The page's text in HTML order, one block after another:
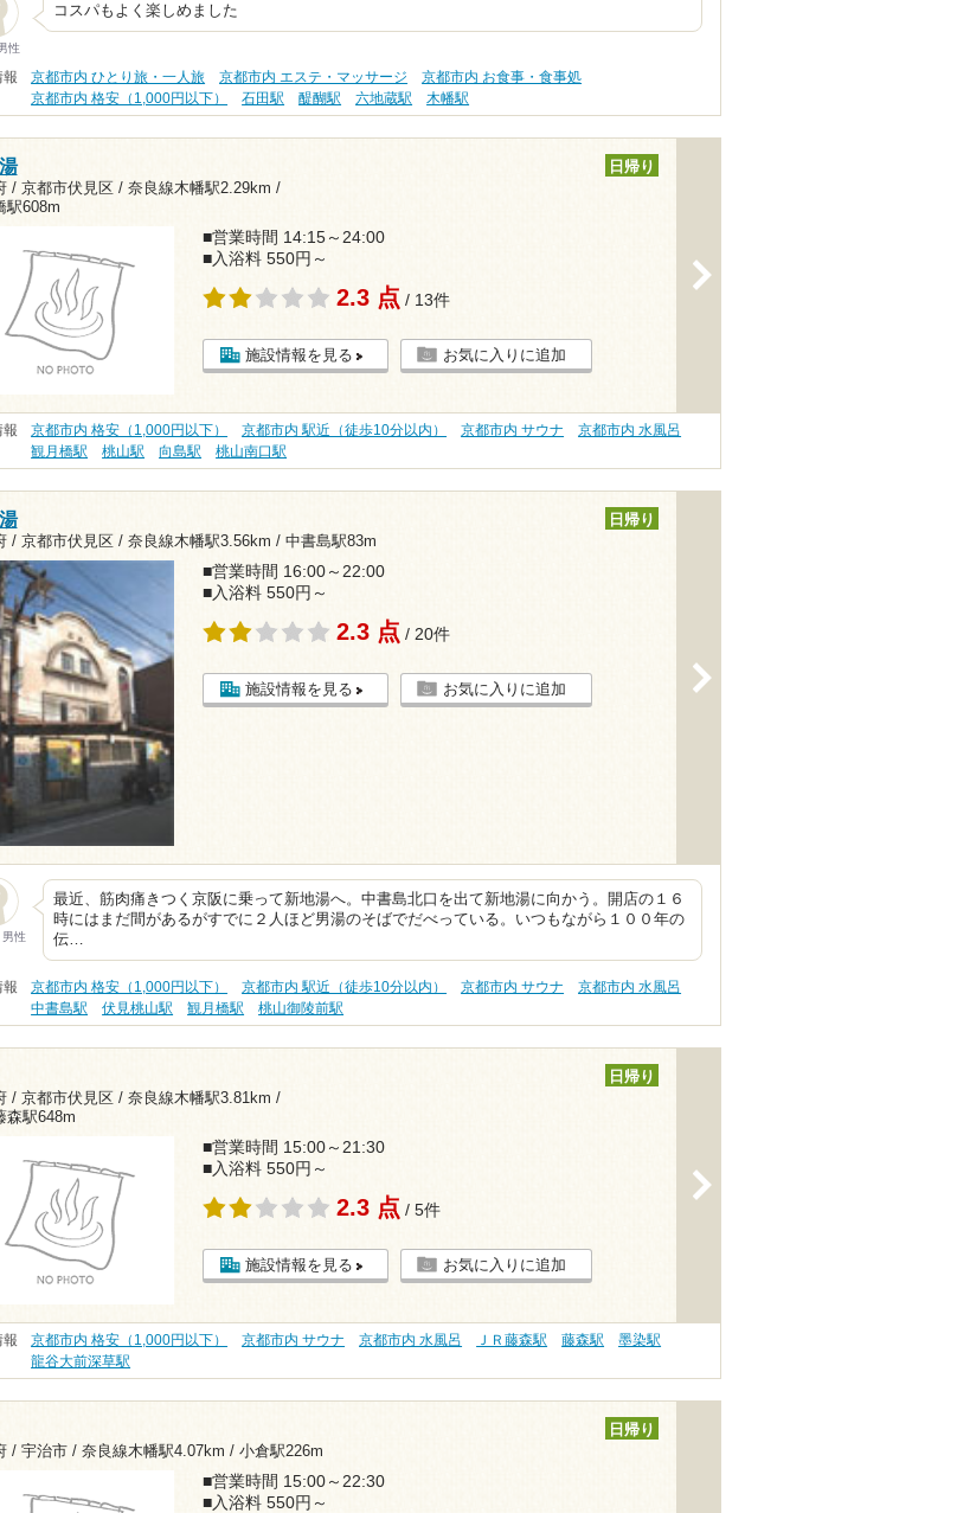
性
コスパもよく楽しめました
報 京都市内 ひとり旅・一人旅 京都市内 エステ・マッサージ
京都市内 お食事・食事処
京都市内 格安（1,000円以下）
石田駅 醍醐駅 六地蔵駅 木幡駅
/ 京都市伏見区 / 奈良線木幡駅2.29km /
駅608m
日帰り
■営業時間 14:15～24:00
■入浴料 550円～
2.3 点 / 13件
施設情報を見る お気に入りに追加
報 京都市内 格安（1,000円以下） 京都市内 駅近（徒歩10分以内） 京都市内 サウナ
京都市内 水風呂
観月橋駅
桃山駅 向島駅 桃山南口駅
/ 京都市伏見区 / 奈良線木幡駅3.56km / 中書島駅83m
日帰り
■営業時間 16:00～22:00
■入浴料 550円～
2.3 点 / 20件
施設情報を見る お気に入りに追加
性
最近、筋肉痛きつく京阪に乗って新地湯へ。中書島北口を出て新地湯に向かう。開店の１６
時にはまだ間があるがすでに２人ほど男湯のそばでだべっている。いつもながら１００年の
伝…
報 京都市内 格安（1,000円以下） 京都市内 駅近（徒歩10分以内） 京都市内 サウナ
京都市内 水風呂
中書島駅
伏見桃山駅 観月橋駅 桃山御陵前駅
/ 京都市伏見区 / 奈良線木幡駅3.81km /
森駅648m
日帰り
■営業時間 15:00～21:30
■入浴料 550円～
2.3 点 / 5件
施設情報を見る お気に入りに追加
報 京都市内 格安（1,000円以下） 京都市内 サウナ 京都市内 水風呂 ＪＲ藤森駅 藤森駅
墨染駅
龍谷大前深草駅
/ 宇治市 / 奈良線木幡駅4.07km / 小倉駅226m
日帰り
■営業時間 15:00～22:30
■入浴料 550円～